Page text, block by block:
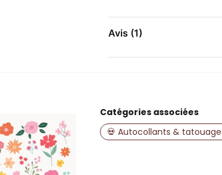
Posez-nous une
Avis (1)
Catégories associées
💀 Autocollants &